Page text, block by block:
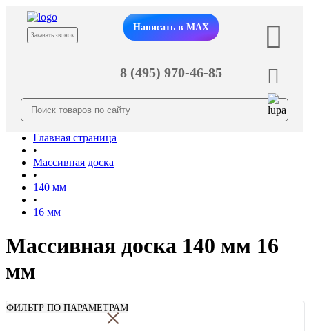
Заказать звонок
Написать в MAX
8 (495) 970-46-85
Главная страница
•
Массивная доска
•
140 мм
•
16 мм
Массивная доска 140 мм 16
мм
ФИЛЬТР ПО ПАРАМЕТРАМ
×